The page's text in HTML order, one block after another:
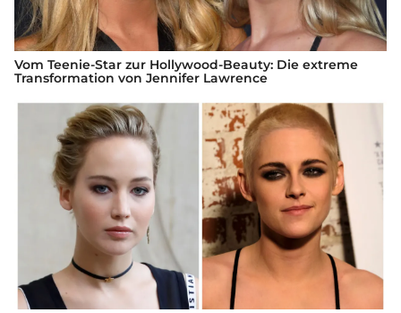
Vom Teenie-Star zur Hollywood-Beauty: Die extreme
Transformation von Jennifer Lawrence